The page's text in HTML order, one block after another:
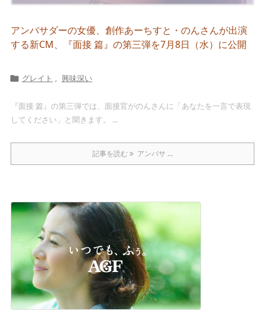
アンバサダーの女優、創作あーちすと・のんさんが出演
する新CM、『面接 篇』の第三弾を7月8日（水）に公開
 グレイト , 興味深い
『面接 篇』の第三弾では、面接官がのんさんに「あなたを一言で表現
してください」と聞きます。 ...
記事を読む アンバサ ...